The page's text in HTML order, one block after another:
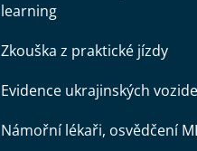
learning
Zkouška z praktické jízdy
Evidence ukrajinských
Námořní lékaři, osvědčení